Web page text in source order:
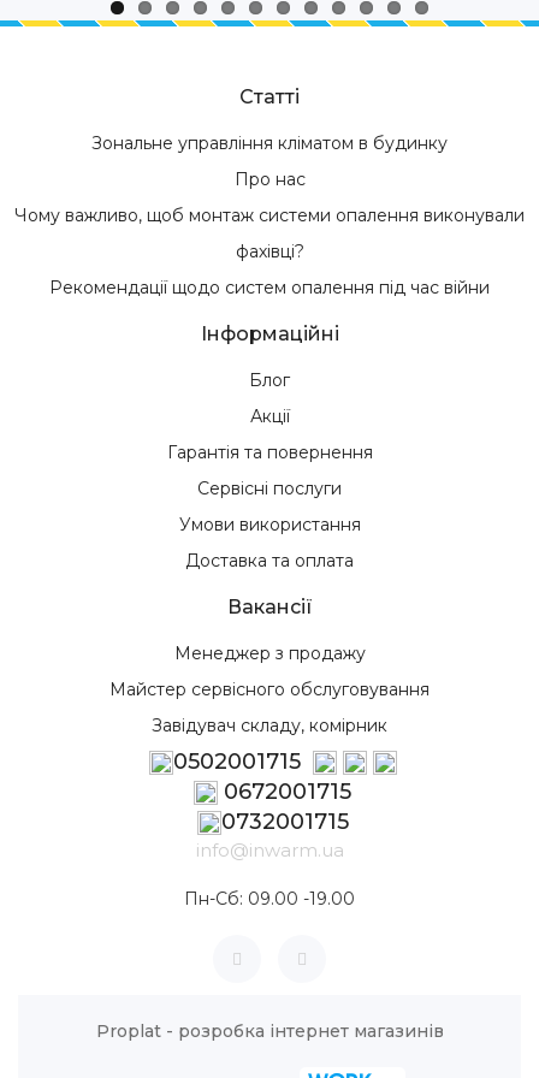
Статті
Зональне управління кліматом в будинку
Про нас
Чому важливо, щоб монтаж системи опалення виконували
фахівці?
Рекомендації щодо систем опалення під час війни
Інформаційні
Блог
Акції
Гарантія та повернення
Сервісні послуги
Умови використання
Доставка та оплата
Вакансії
Менеджер з продажу
Майстер сервісного обслуговування
Завідувач складу, комірник
0502001715
0672001715
0732001715
info@inwarm.ua
Пн-Сб: 09.00 -19.00
Proplat - розробка інтернет магазинів